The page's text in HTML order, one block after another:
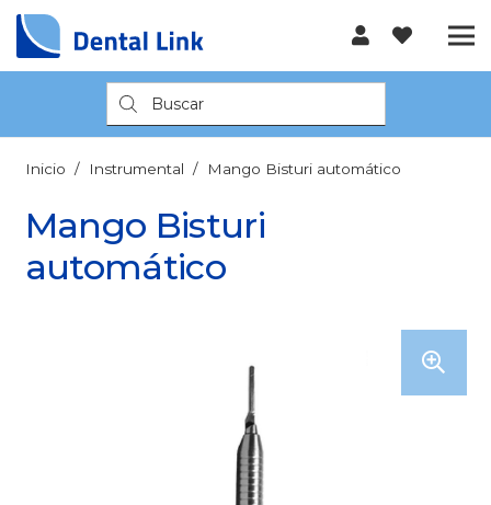
Búsqueda
de
productos
Inicio / Instrumental / Mango Bisturi automático
Mango Bisturi
automático